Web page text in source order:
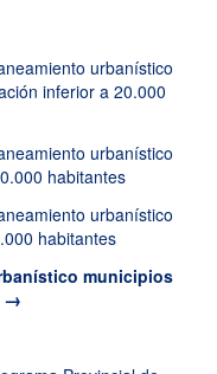
urbanístico
inferior a 20.000
urbanístico
habitantes
urbanístico
habitantes
municipios